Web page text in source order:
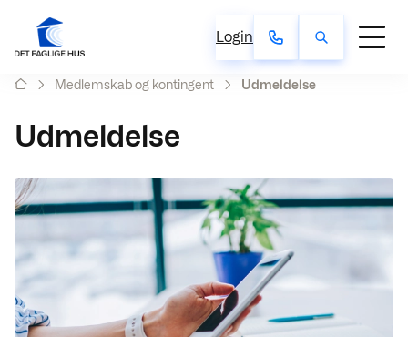
Login
Medlemskab og kontingent Udmeldelse
Udmeldelse